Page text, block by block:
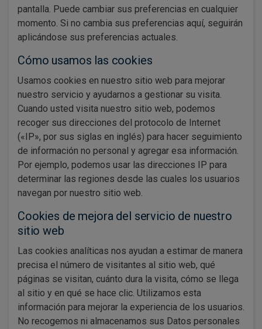
pantalla. Puede cambiar sus preferencias en cualquier
momento. Si no cambia sus preferencias aquí, seguirán
aplicándose sus preferencias actuales.
Cómo usamos las cookies
Usamos cookies en nuestro sitio web para mejorar
nuestro servicio y ayudarnos a gestionar su visita.
Cuando usted visita nuestro sitio web, podemos
recoger sus direcciones del protocolo de Internet
(«IP», por sus siglas en inglés) para hacer seguimiento
de información no personal y agregar esa información.
Por ejemplo, podemos usar las direcciones IP para
determinar las regiones desde las cuales los usuarios
navegan por nuestro sitio web.
Cookies de mejora del servicio de nuestro
sitio web
Las cookies analíticas nos ayudan a estimar de manera
precisa el número de visitantes al sitio web, qué
páginas se visitan, cuánto dura la visita, cómo se llega
al sitio y en qué se hace clic. Utilizamos esta
información para mejorar la experiencia de los usuarios.
No recogemos ni almacenamos sus Datos personales